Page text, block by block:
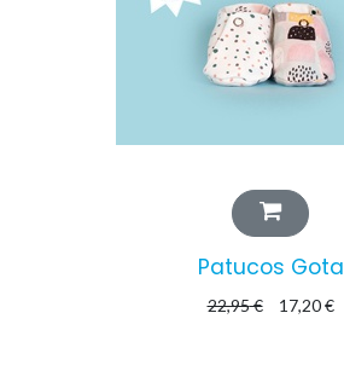
Patucos Gota
22,95€ 17,20€